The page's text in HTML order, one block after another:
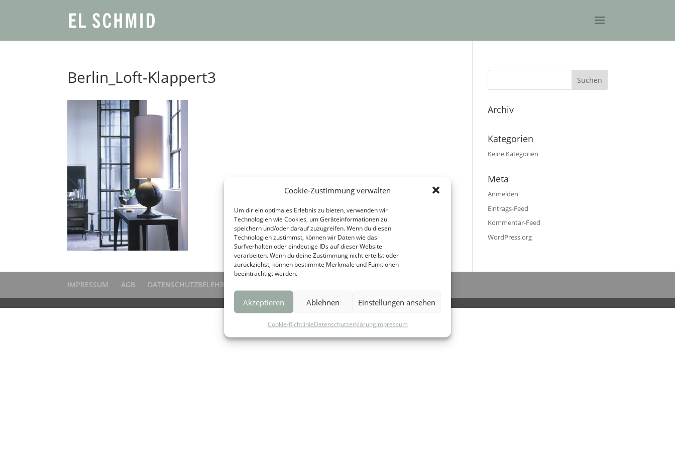
Cookie-Zustimmung verwalten
Um dir ein optimales Erlebnis zu bieten, verwenden wir
Technologien wie Cookies, um Geräteinformationen zu
speichern und/oder darauf zuzugreifen. Wenn du diesen
Technologien zustimmst, können wir Daten wie das
Surfverhalten oder eindeutige IDs auf dieser Website
verarbeiten. Wenn du deine Zustimmung nicht erteilst oder
zurückziehst, können bestimmte Merkmale und Funktionen
beeinträchtigt werden.
Akzeptieren Ablehnen Einstellungen ansehen
Cookie-RichtlinieDatenschutzerklärungImpressum
Berlin_Loft-Klappert3
Archiv
Kategorien
Keine Kategorien
Meta
Anmelden
Eintrags-Feed
Kommentar-Feed
WordPress.org
IMPRESSUM AGB DATENSCHUTZBELEHRUNG